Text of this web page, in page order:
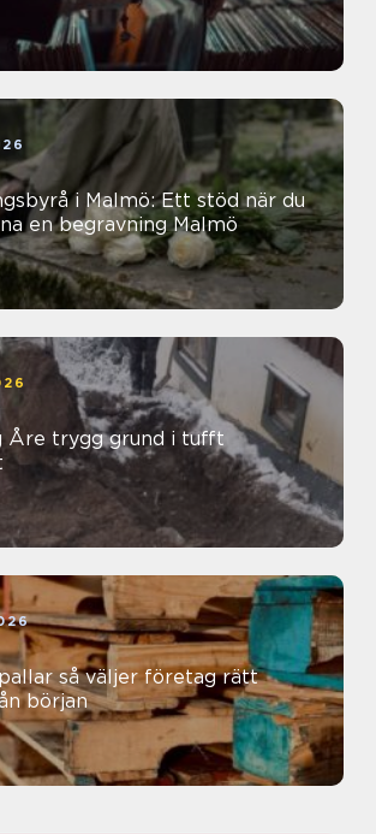
i Malmö: Ett stöd när du
en begravning Malmö
i tufft
företag rätt
början